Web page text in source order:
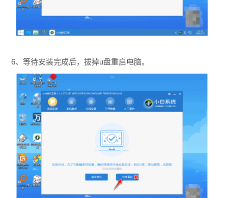
6、等待安装完成后，拔掉u盘重启电脑。